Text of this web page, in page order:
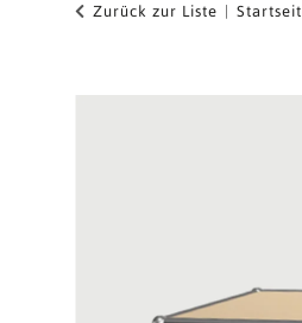
Zurück zur Liste